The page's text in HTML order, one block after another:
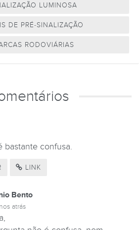
LUMINOSA
DE PRÉ-SINALIZAÇÃO
RODOVIÁRIAS
bastante confusa.
LINK
Bento
atrás